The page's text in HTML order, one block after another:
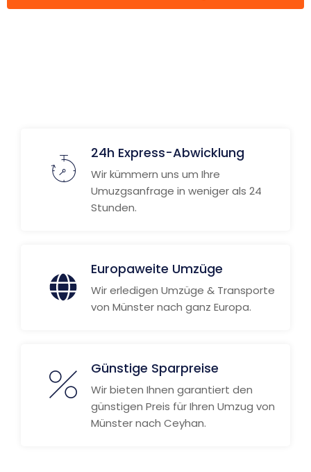
24h Express-Abwicklung
Wir kümmern uns um Ihre
Umuzgsanfrage in weniger als 24
Stunden.
Europaweite Umzüge
Wir erledigen Umzüge & Transporte
von Münster nach ganz Europa.
Günstige Sparpreise
Wir bieten Ihnen garantiert den
günstigen Preis für Ihren Umzug von
Münster nach Ceyhan.